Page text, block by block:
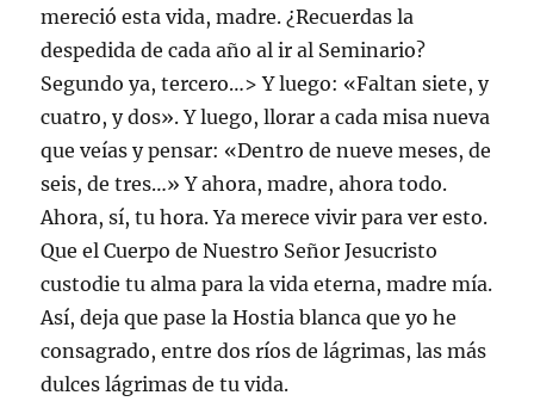
mereció esta vida, madre. ¿Recuerdas la
despedida de cada año al ir al Seminario?
Segundo ya, tercero…> Y luego: «Faltan siete, y
cuatro, y dos». Y luego, llorar a cada misa nueva
que veías y pensar: «Dentro de nueve meses, de
seis, de tres…» Y ahora, madre, ahora todo.
Ahora, sí, tu hora. Ya merece vivir para ver esto.
Que el Cuerpo de Nuestro Señor Jesucristo
custodie tu alma para la vida eterna, madre mía.
Así, deja que pase la Hostia blanca que yo he
consagrado, entre dos ríos de lágrimas, las más
dulces lágrimas de tu vida.